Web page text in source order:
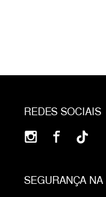
REDES SOCIAIS
SEGURANÇA